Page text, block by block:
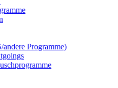
Programme)